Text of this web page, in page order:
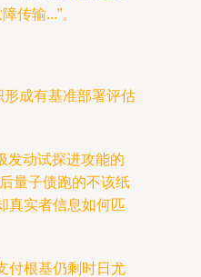
传输...”。
成有基准部署评估
发动试探进攻能的
量子债跑的不该纸
真实者信息如何匹
付根基仍剩时日尤